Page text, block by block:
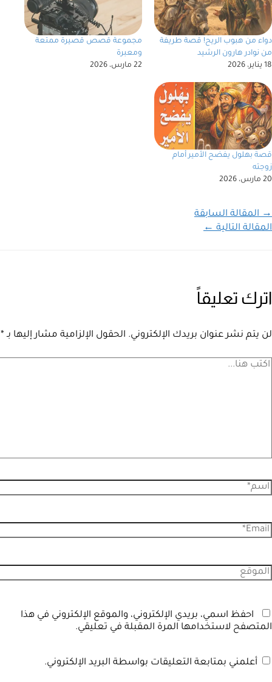
دواء من هبوب الريح! قصة طريفة
من نوادر هارون الرشيد
18 يناير، 2026
مجموعة قصص قصيرة ممتعة
ومعبرة
22 مارس، 2026
قصة بهلول يفضح الأمير أمام
زوجته
20 مارس، 2026
→المقالة السابقة
المقالة التالية←
اترك تعليقاً
لن يتم نشر عنوان بريدك الإلكتروني. الحقول الإلزامية مشار إليها بـ*
احفظ اسمي، بريدي الإلكتروني، والموقع الإلكتروني في هذا
المتصفح لاستخدامها المرة المقبلة في تعليقي.
أعلمني بمتابعة التعليقات بواسطة البريد الإلكتروني.